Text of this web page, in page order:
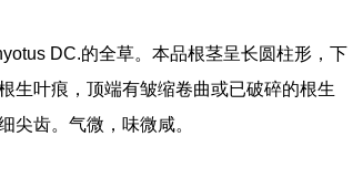
DC.的全草。本品根茎呈长圆柱形，下
生叶痕，顶端有皱缩卷曲或已破碎的根生
尖齿。气微，味微咸。